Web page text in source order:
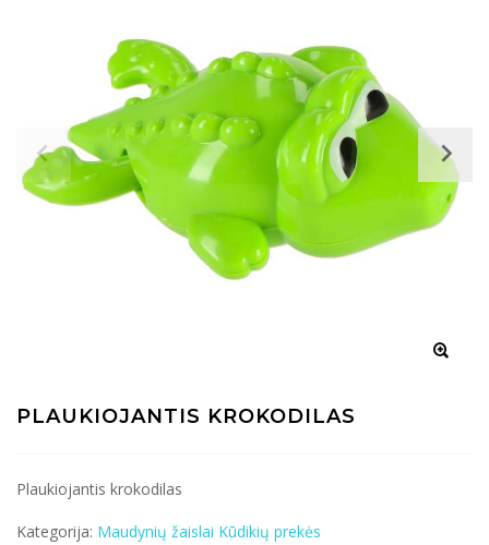
PLAUKIOJANTIS KROKODILAS
Plaukiojantis krokodilas
Kategorija: Maudynių žaislai Kūdikių prekės